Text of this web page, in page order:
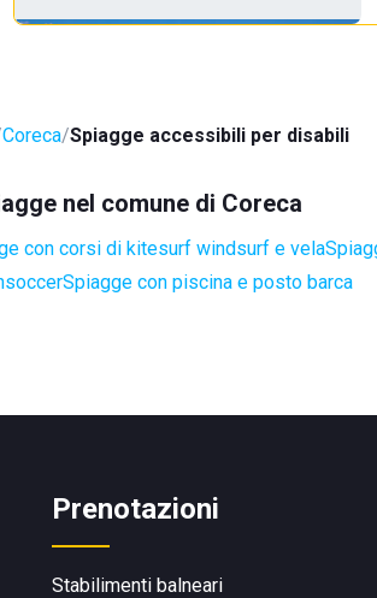
Coreca Spiagge accessibili per disabili
nel comune di Coreca
con corsi di kitesurf windsurf e vela
Spiagge con piscina e posto barca
Prenotazioni
Stabilimenti balneari